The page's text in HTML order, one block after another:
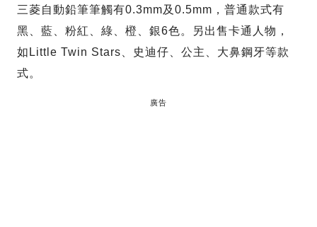
三菱自動鉛筆筆觸有0.3mm及0.5mm，普通款式有
黑、藍、粉紅、綠、橙、銀6色。另出售卡通人物，
如Little Twin Stars、史迪仔、公主、大鼻鋼牙等款
式。
廣告